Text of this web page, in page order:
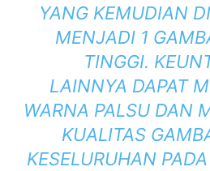
YANG KEMUDIAN
MENJADI 1
TINGGI.
LAINNYA DAPAT
WARNA PALSU DAN
KUALITAS
KESELURUHAN